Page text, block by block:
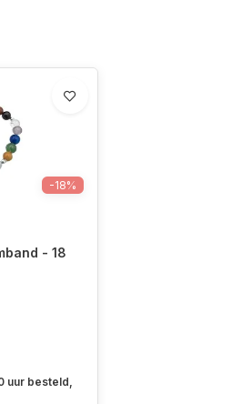
-18%
- 18
uur besteld,